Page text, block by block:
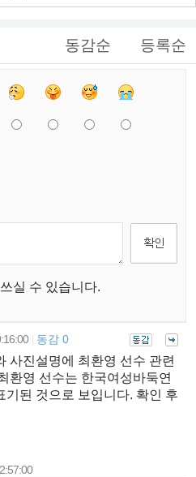
동감순 등록순
실 수 있습니다.
동감 0
사진설명에 최환영 선수 관련
환영 선수는 한국여성바둑연
기된 것으로 보입니다. 확인 후